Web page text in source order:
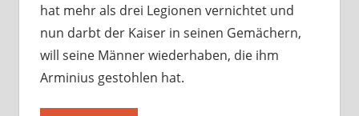
hat mehr als drei Legionen vernichtet und
nun darbt der Kaiser in seinen Gemächern,
will seine Männer wiederhaben, die ihm
Arminius gestohlen hat.